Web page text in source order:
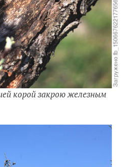
корой закрою железным